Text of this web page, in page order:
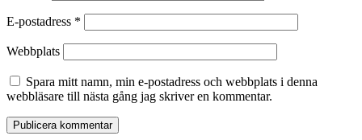
E-postadress *
Webbplats
Spara mitt namn, min e-postadress och webbplats i denna
webbläsare till nästa gång jag skriver en kommentar.